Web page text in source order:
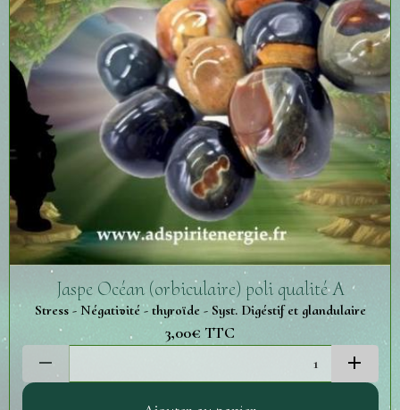
Jaspe Océan (orbiculaire) poli qualité A
Stress - Négativité - thyroïde - Syst. Digéstif et glandulaire
3,00€ TTC